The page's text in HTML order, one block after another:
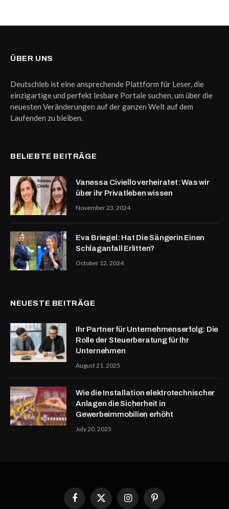
ÜBER UNS
Deutschleb ist eine ansprechende Plattform für Leser, die
einzigartige und perfekt lesbare Portale suchen, um über die
neuesten Veränderungen auf der ganzen Welt auf dem
Laufenden zu bleiben.
BELIEBTE BEITRÄGE
Vanessa Civiello verheiratet: Was wir
über ihr Privatleben wissen
November 23, 2024
Eva Briegel: Hat Die Sängerin Einen
Schlaganfall Erlitten?
October 12, 2024
NEUESTE BEITRÄGE
Ihr Partner für Unternehmenserfolg: Die
Rolle der Steuerberatung für Ihr
Unternehmen
August 21, 2025
Wie die Installation elektrotechnischer
Anlagen die Sicherheit in
Gewerbeimmobilien erhöht
July 20, 2025
FacebookX
InstagramPinterest